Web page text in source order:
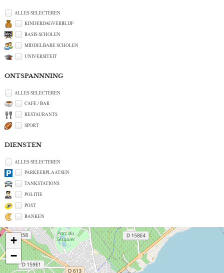
ALLES SELECTEREN
KINDERDAGVERBLIJF
BASIS SCHOLEN
MIDDELBARE SCHOLEN
UNIVERSITEIT
ONTSPANNNING
ALLES SELECTEREN
CAFE / BAR
RESTAURANTS
SPORT
DIENSTEN
ALLES SELECTEREN
PARKEERPLAATSEN
TANKSTATIONS
POLITIE
POST
BANKEN
+
−